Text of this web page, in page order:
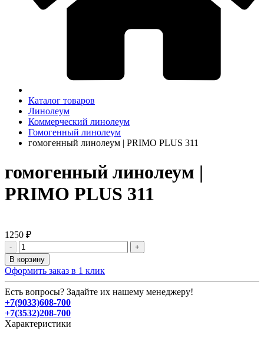
Каталог товаров
Линолеум
Коммерческий линолеум
Гомогенный линолеум
гомогенный линолеум | PRIMO PLUS 311
гомогенный линолеум |
PRIMO PLUS 311
1250 ₽
-
+
В корзину
Оформить заказ в 1 клик
Есть вопросы? Задайте их нашему менеджеру!
+7(9033)608-700
+7(3532)208-700
Характеристики